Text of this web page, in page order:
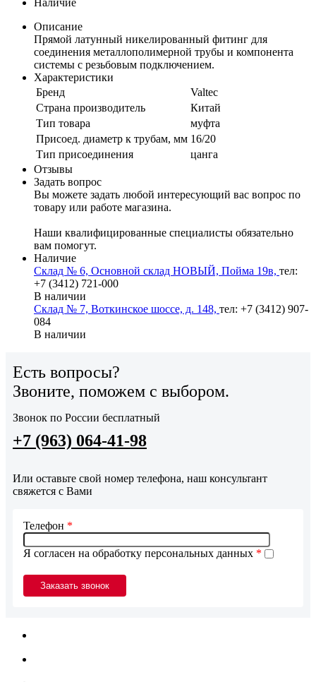
Описание
Прямой латунный никелированный фитинг для
соединения металлополимерной трубы и компонента
системы с резьбовым подключением.
Характеристики
Бренд
Valtec
Страна производитель
Китай
Тип товара
муфта
Присоед. диаметр к трубам, мм 16/20
Тип присоединения
цанга
Отзывы
Задать вопрос
Вы можете задать любой интересующий вас вопрос по
товару или работе магазина.
Наши квалифицированные специалисты обязательно
вам помогут.
Наличие
Склад № 6, Основной склад НОВЫЙ, Пойма 19в, тел:
+7 (3412) 721-000
В наличии
Склад № 7, Воткинское шоссе, д. 148, тел: +7 (3412) 907-
084
В наличии
Есть вопросы?
Звоните, поможем с выбором.
Звонок по России бесплатный
+7 (963) 064-41-98
Или оставьте свой номер телефона, наш консультант
свяжется с Вами
Я согласен на обработку персональных данных *
Телефон *